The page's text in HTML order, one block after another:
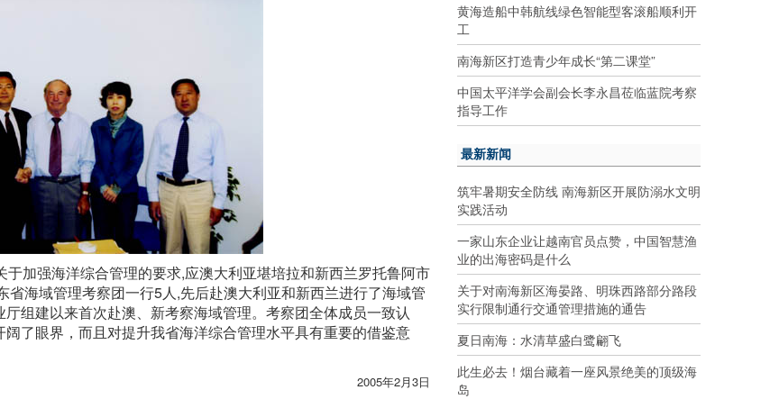
加强海洋综合管理的要求,应澳大利亚堪培拉和新西兰罗托鲁阿市
海域管理考察团一行5人,先后赴澳大利亚和新西兰进行了海域管
组建以来首次赴澳、新考察海域管理。考察团全体成员一致认
了眼界，而且对提升我省海洋综合管理水平具有重要的借鉴意
2005年2月3日
黄海造船中韩航线绿色智能型客滚船顺利开
工
南海新区打造青少年成长“第二课堂”
中国太平洋学会副会长李永昌莅临蓝院考察
指导工作
最新新闻
筑牢暑期安全防线 南海新区开展防溺水文明
实践活动
一家山东企业让越南官员点赞，中国智慧渔
业的出海密码是什么
关于对南海新区海晏路、明珠西路部分路段
实行限制通行交通管理措施的通告
夏日南海：水清草盛白鹭翩飞
此生必去！烟台藏着一座风景绝美的顶级海
岛